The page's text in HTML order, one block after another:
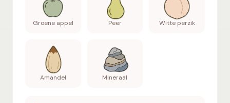
Groene appel Peer Witte perzik
Amandel Mineraal